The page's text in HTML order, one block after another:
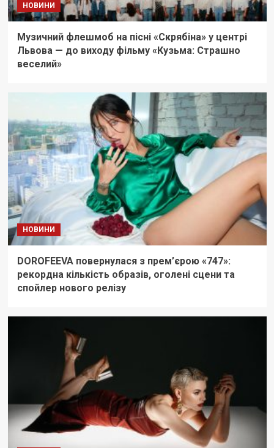
НОВИНИ
Музичний флешмоб на пісні «Скрябіна» у центрі
Львова — до виходу фільму «Кузьма: Страшно
веселий»
НОВИНИ
DOROFEEVA повернулася з прем’єрою «747»:
рекордна кількість образів, оголені сцени та
спойлер нового релізу